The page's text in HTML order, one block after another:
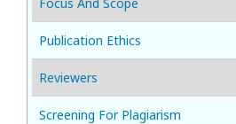
Publication Ethics
Reviewers
Screening For Plagiarism